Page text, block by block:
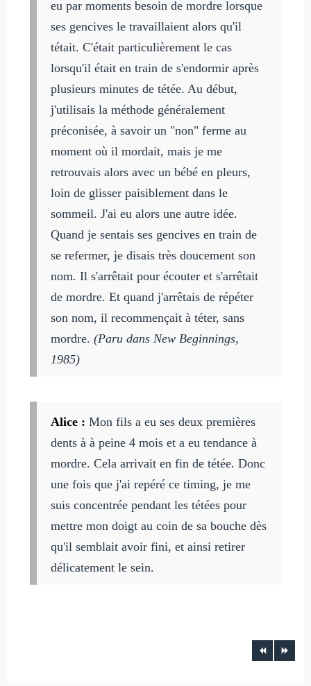
eu par moments besoin de mordre lorsque
ses gencives le travaillaient alors qu'il
tétait. C'était particulièrement le cas
lorsqu'il était en train de s'endormir après
plusieurs minutes de tétée. Au début,
j'utilisais la méthode généralement
préconisée, à savoir un "non" ferme au
moment où il mordait, mais je me
retrouvais alors avec un bébé en pleurs,
loin de glisser paisiblement dans le
sommeil. J'ai eu alors une autre idée.
Quand je sentais ses gencives en train de
se refermer, je disais très doucement son
nom. Il s'arrêtait pour écouter et s'arrêtait
de mordre. Et quand j'arrêtais de répéter
son nom, il recommençait à téter, sans
mordre. (Paru dans New Beginnings,
1985)
Alice : Mon fils a eu ses deux premières
dents à à peine 4 mois et a eu tendance à
mordre. Cela arrivait en fin de tétée. Donc
une fois que j'ai repéré ce timing, je me
suis concentrée pendant les tétées pour
mettre mon doigt au coin de sa bouche dès
qu'il semblait avoir fini, et ainsi retirer
délicatement le sein.